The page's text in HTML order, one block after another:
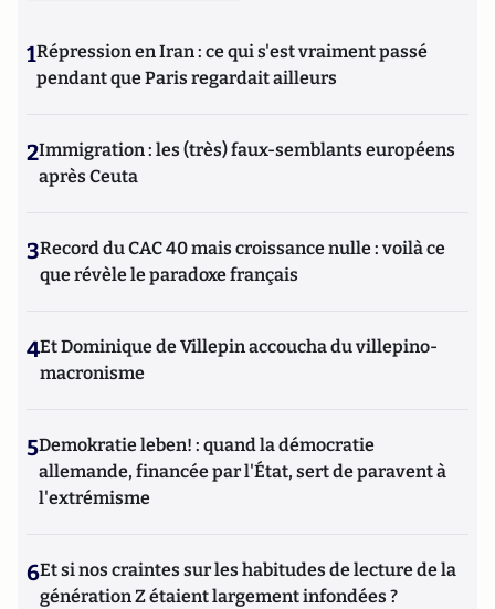
1Répression en Iran : ce qui s'est vraiment passé
pendant que Paris regardait ailleurs
2Immigration : les (très) faux-semblants européens
après Ceuta
3Record du CAC 40 mais croissance nulle : voilà ce
que révèle le paradoxe français
4Et Dominique de Villepin accoucha du villepino-
macronisme
5Demokratie leben! : quand la démocratie
allemande, financée par l'État, sert de paravent à
l'extrémisme
6Et si nos craintes sur les habitudes de lecture de la
génération Z étaient largement infondées ?